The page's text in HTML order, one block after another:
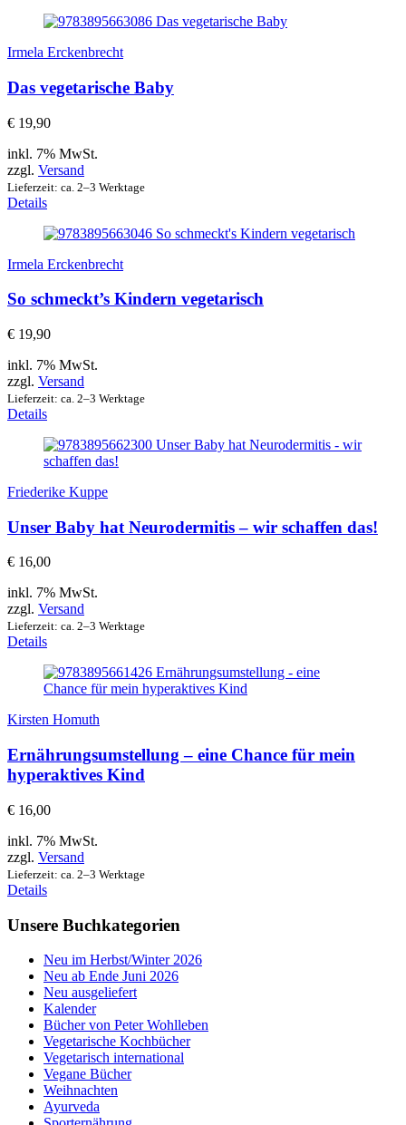
Irmela Erckenbrecht
Das vegetarische Baby
€ 19,90
inkl. 7% MwSt.
zzgl. Versand
Lieferzeit: ca. 2–3 Werktage
Details
Irmela Erckenbrecht
So schmeckt’s Kindern vegetarisch
€ 19,90
inkl. 7% MwSt.
zzgl. Versand
Lieferzeit: ca. 2–3 Werktage
Details
Friederike Kuppe
Unser Baby hat Neurodermitis – wir schaffen das!
€ 16,00
inkl. 7% MwSt.
zzgl. Versand
Lieferzeit: ca. 2–3 Werktage
Details
Kirsten Homuth
Ernährungsumstellung – eine Chance für mein
hyperaktives Kind
€ 16,00
inkl. 7% MwSt.
zzgl. Versand
Lieferzeit: ca. 2–3 Werktage
Details
Unsere Buchkategorien
Neu im Herbst/Winter 2026
Neu ab Ende Juni 2026
Neu ausgeliefert
Kalender
Bücher von Peter Wohlleben
Vegetarische Kochbücher
Vegetarisch international
Vegane Bücher
Weihnachten
Ayurveda